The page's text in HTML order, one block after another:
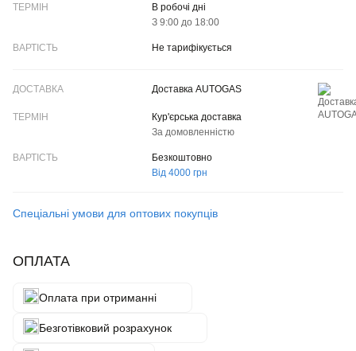
В робочі дні
З 9:00 до 18:00
Не тарифікується
Доставка AUTOGAS
Кур'єрська доставка
За домовленністю
Безкоштовно
Від 4000 грн
Спеціальні умови для оптових покупців
ОПЛАТА
Оплата при отриманні
Безготівковий розрахунок